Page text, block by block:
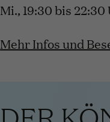
Mi., 19:30 bis
Mehr Infos und